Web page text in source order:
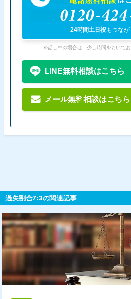
0120-424-
24時間土日祝もつなが
※話し中の場合は、少し時間をおいて
LINE無料相談はこちら
メール無料相談はこちら
過失割合7:3の関連記事